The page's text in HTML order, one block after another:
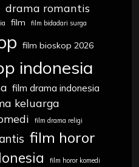
drama romantis
film film bidadari surga
film bioskop 2026
indonesia
film drama indonesia
keluarga
film drama religi
film horor
film horor komedi